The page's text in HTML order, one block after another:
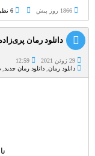
1866 روز پيش 6 نظر
دانلود رمان
29 ژوئن 2021
12:59
دانلود رمان, دانلود رمان جدید